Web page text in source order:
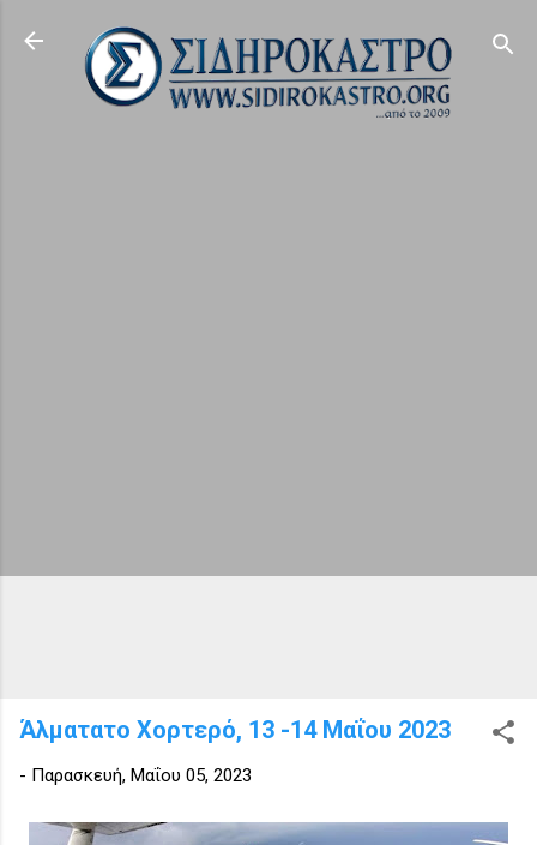
Μετάβαση στο κύριο περιεχόμενο
Άλματατο Χορτερό, 13 -14 Μαΐου 2023
- Παρασκευή, Μαΐου 05, 2023